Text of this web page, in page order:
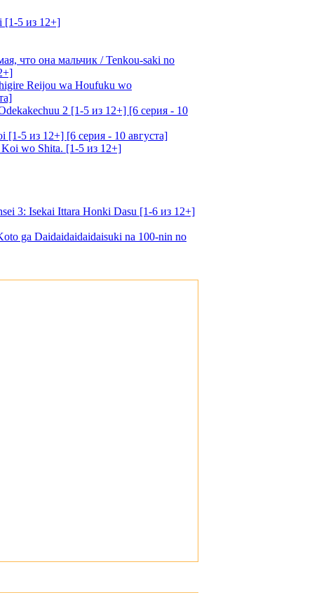
[1-5 из 12+]
что она мальчик / Tenkou-saki no
Reijou wa Houfuku wo
2 [1-5 из 12+] [6 серия - 10
[1-5 из 12+] [6 серия - 10 августа]
wo Shita. [1-5 из 12+]
3: Isekai Ittara Honki Dasu [1-6 из 12+]
ga Daidaidaidaidaisuki na 100-nin no